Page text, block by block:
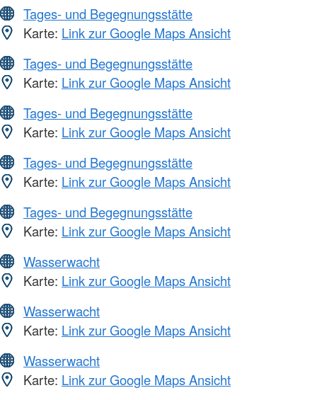
Tages- und Begegnungsstätte
Karte: Link zur Google Maps Ansicht
Tages- und Begegnungsstätte
Karte: Link zur Google Maps Ansicht
Tages- und Begegnungsstätte
Karte: Link zur Google Maps Ansicht
Tages- und Begegnungsstätte
Karte: Link zur Google Maps Ansicht
Tages- und Begegnungsstätte
Karte: Link zur Google Maps Ansicht
Wasserwacht
Karte: Link zur Google Maps Ansicht
Wasserwacht
Karte: Link zur Google Maps Ansicht
Wasserwacht
Karte: Link zur Google Maps Ansicht